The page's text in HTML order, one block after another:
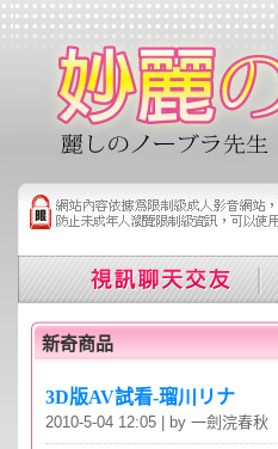
新奇商品
3D版AV試看-瑠川リナ
2010-5-04 12:05 | by 一劍浣春秋